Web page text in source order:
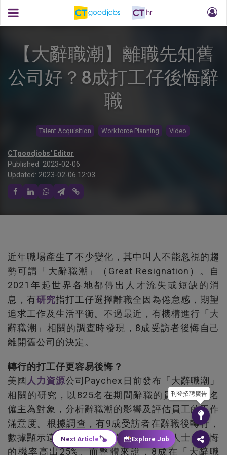
【大辭職潮】離職先知舊
公司好？8成打工仔後悔辭
職
Talent Acquisition Workforce Planning Video
CTgoodjobs' Editor
Published: 2023-02-06
Updated: 2023-02-06 12:03
近年職場產生了不少變化，其中叫人不能忽視的趨
勢可謂「大辭職潮」（Great Resignation）。自
2021年起世界各地都傳出人才流失或短缺的消
息，有研究指打工仔選擇離職全因為倦怠感，期望
追求工作及生活平衡。不過最近，有機構進行「大
辭職潮」相關的調查時發現，8成受訪者後悔自己
離開舊公司的決定。
轉行的打工仔更容易後悔？
美國 人力資源公司Paychex日前發布「大辭職潮」
相關的研究，以825名在期間辭職的員工及354名
僱主為對象，分析辭職潮的影響及評估員工的工作
滿意度。根據調查，有9成受訪者在辭職後轉行，
數據顯示這類人士相比留在原來行業的人士，後悔
的機率高出25%。而整體來說，8成在「大辭職
刊登招聘廣告
Next Article Explore Job